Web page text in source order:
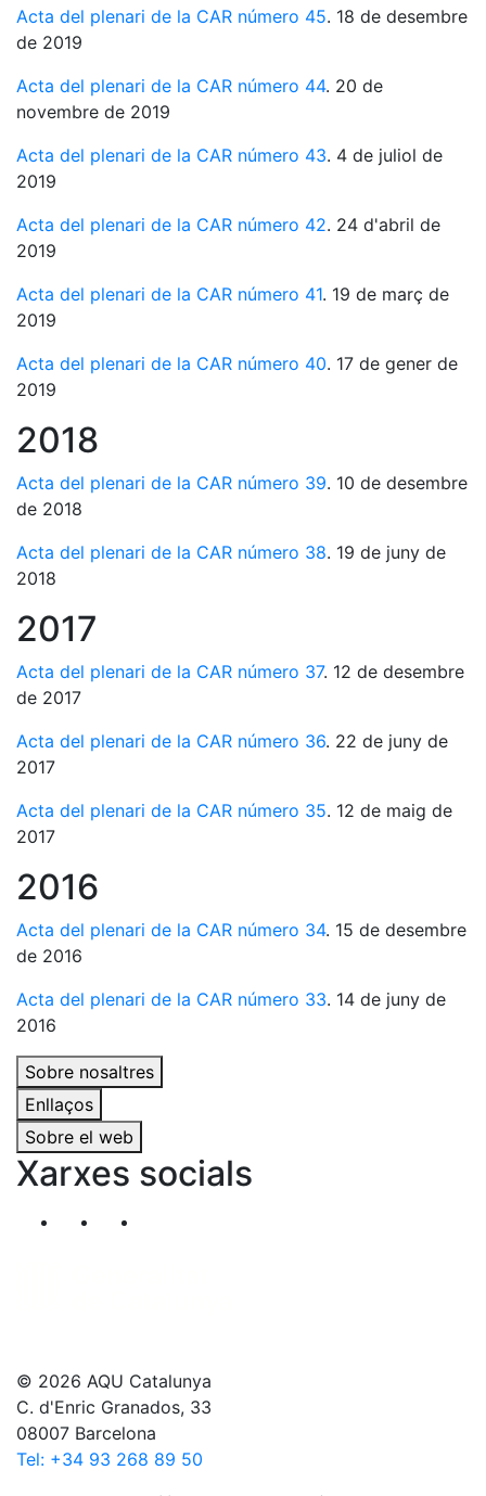
Acta del plenari de la CAR número 45. 18 de desembre
de 2019
Acta del plenari de la CAR número 44. 20 de
novembre de 2019
Acta del plenari de la CAR número 43. 4 de juliol de
2019
Acta del plenari de la CAR número 42. 24 d'abril de
2019
Acta del plenari de la CAR número 41. 19 de març de
2019
Acta del plenari de la CAR número 40. 17 de gener de
2019
2018
Acta del plenari de la CAR número 39. 10 de desembre
de 2018
Acta del plenari de la CAR número 38. 19 de juny de
2018
2017
Acta del plenari de la CAR número 37. 12 de desembre
de 2017
Acta del plenari de la CAR número 36. 22 de juny de
2017
Acta del plenari de la CAR número 35. 12 de maig de
2017
2016
Acta del plenari de la CAR número 34. 15 de desembre
de 2016
Acta del plenari de la CAR número 33. 14 de juny de
2016
Sobre nosaltres
Enllaços
Sobre el web
Xarxes socials
Segueix-nos al nostre canal de Twitter
© 2026 AQU Catalunya
C. d'Enric Granados, 33
08007 Barcelona
Tel: +34 93 268 89 50